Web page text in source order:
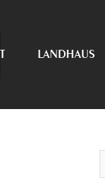
LANDHAUS